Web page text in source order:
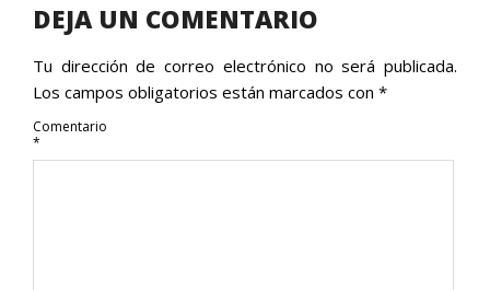
27
DEJA UN COMENTARIO
Tu dirección de correo electrónico no será publicada.
Los campos obligatorios están marcados con *
Comentario
*